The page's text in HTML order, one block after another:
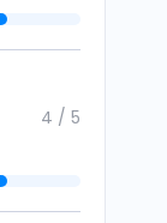
4 / 5